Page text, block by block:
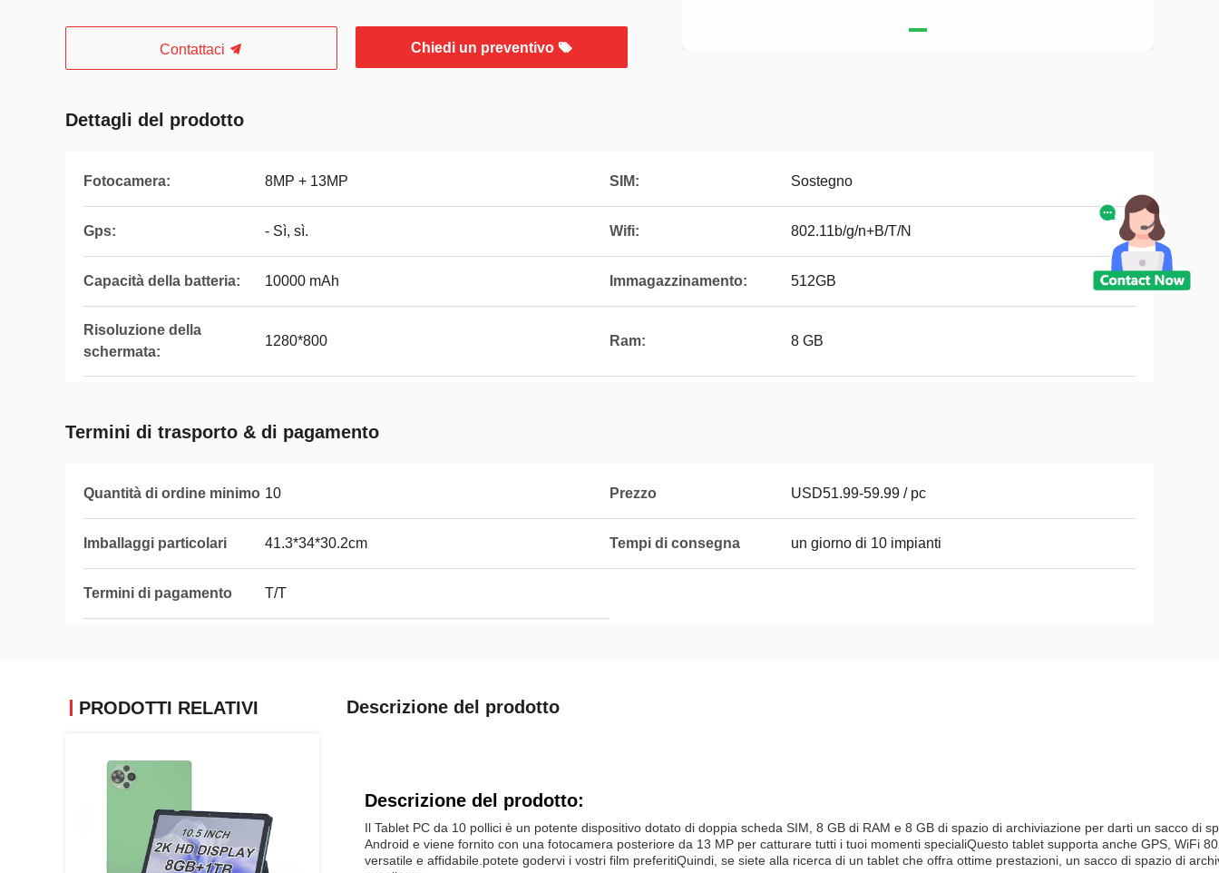
Contattaci Chiedi un preventivo
Dettagli del prodotto
Fotocamera: 8MP + 13MP SIM: Sostegno
Gps: - Sì, sì. Wifi: 802.11b/g/n+B/T/N
Capacità della batteria: 10000 mAh Immagazzinamento: 512GB
Risoluzione della
schermata:
1280*800 Ram: 8 GB
Termini di trasporto & di pagamento
Quantità di ordine minimo 10 Prezzo USD51.99-59.99 / pc
Imballaggi particolari 41.3*34*30.2cm Tempi di consegna un giorno di 10 impianti
Termini di pagamento T/T
PRODOTTI RELATIVI Descrizione del prodotto
Descrizione del prodotto:
Il Tablet PC da 10 pollici è un potente dispositivo dotato di doppia scheda SIM, 8 GB di RAM e 8 GB di spazio di archiviazione per darti un sacco di
Android e viene fornito con una fotocamera posteriore da 13 MP per catturare tutti i tuoi momenti specialiQuesto tablet supporta anche GPS, WiFi
versatile e affidabile.potete godervi i vostri film preferitiQuindi, se siete alla ricerca di un tablet che offra ottime prestazioni, un sacco di spazio di